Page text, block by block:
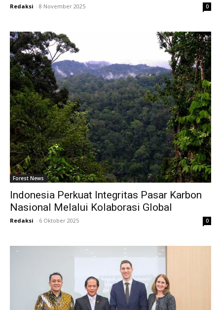
Redaksi - 8 November 2025 0
Forest News
Indonesia Perkuat Integritas Pasar Karbon
Nasional Melalui Kolaborasi Global
Redaksi - 6 Oktober 2025 0